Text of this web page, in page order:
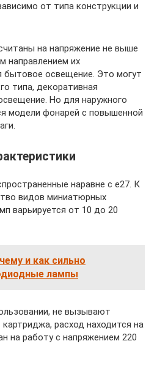
от типа конструкции и
на напряжение не выше
направлением их
бытовое освещение. Это могут
типа, декоративная
Но для наружного
модели фонарей с повышенной
наравне с е27. К
видов миниатюрных
варьируется от 10 до 20
и как сильно
лампы
не вызывают
расход находится на
на работу с напряжением 220